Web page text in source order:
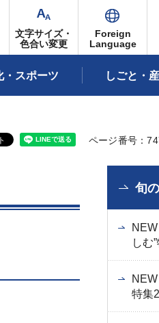
文字サイズ・
色合い変更
Foreign
Language
・スポーツ しごと・
ページ番号：
旬
しむ
特集